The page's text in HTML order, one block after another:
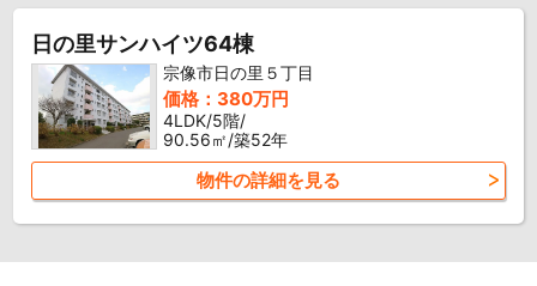
日の里サンハイツ64棟
宗像市日の里５丁目
価格：380万円
4LDK/5階/
90.56㎡/築52年
物件の詳細を見る